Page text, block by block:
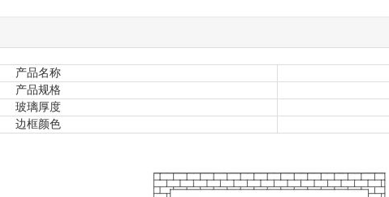
产品名称
产品规格
玻璃厚度
边框颜色